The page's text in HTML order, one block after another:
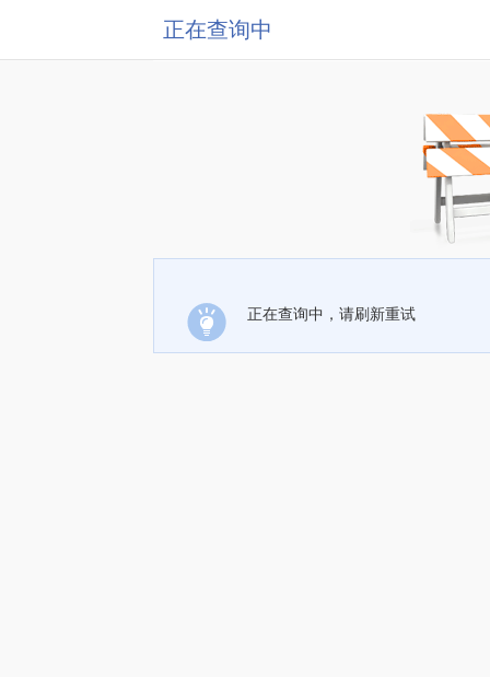
正在查询中
正在查询中，请刷新重试